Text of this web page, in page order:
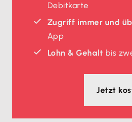
Debitkarte
Zugriff immer und
App
Lohn & Gehalt bis
Jetzt